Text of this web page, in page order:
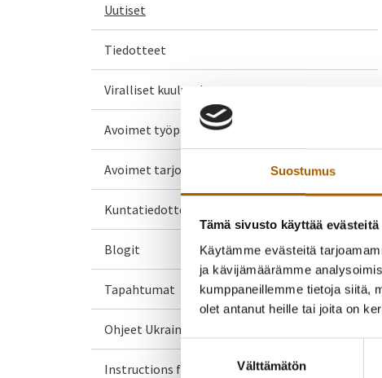
Suostumus
Tämä sivusto käyttää evästeitä
Käytämme evästeitä
ja kävijämäärämme
kumppaneillemme tietoja siitä,
olet antanut heille tai joita on
Suostumuksen
valinta
Välttämätön
Uutiset
Tiedotteet
Viralliset kuulutukset
Avoimet työpaikat
Avoimet tarjouspyynnöt
Kuntatiedotteet
Blogit
Tapahtumat
Ohjeet Ukrainasta saapuville
Instructions for Ukrainian arrivals